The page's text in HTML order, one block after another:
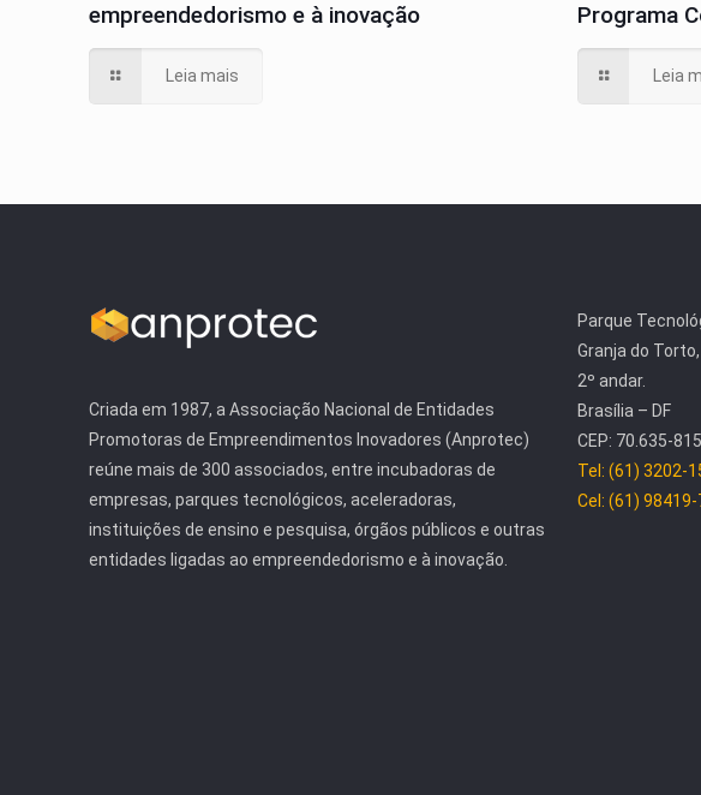
empreendedorismo e à inovação
Leia mais
Programa
Leia
Criada em 1987, a Associação Nacional de Entidades
Promotoras de Empreendimentos Inovadores (Anprotec)
reúne mais de 300 associados, entre incubadoras de
empresas, parques tecnológicos, aceleradoras,
instituições de ensino e pesquisa, órgãos públicos e outras
entidades ligadas ao empreendedorismo e à inovação.
Parque
Granja do
2º andar.
Brasília – DF
CEP: 70.635-815
Tel: (61) 3202-
Cel: (61)